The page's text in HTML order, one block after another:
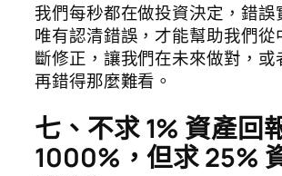
我們每秒都在做投資決定，錯誤
唯有認清錯誤，才能幫助我們從
斷修正，讓我們在未來做對，或
再錯得那麼難看。
七、不求 1% 資產回
1000%，但求 25%